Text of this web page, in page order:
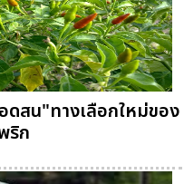
สน"ทางเลือกใหม่ของ
ริก